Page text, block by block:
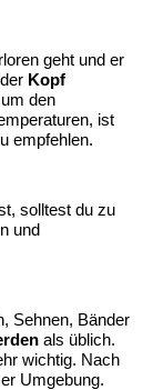
geht und er
Kopf
den
ist
empfehlen.
solltest du zu
und
Sehnen, Bänder
als üblich.
wichtig. Nach
Umgebung.